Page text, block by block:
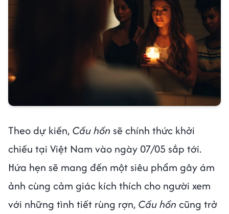
Theo dự kiến, Cầu hồn sẽ chính thức khởi
chiếu tại Việt Nam vào ngày 07/05 sắp tới.
Hứa hẹn sẽ mang đến một siêu phẩm gây ám
ảnh cùng cảm giác kích thích cho người xem
với những tình tiết rùng rợn, Cầu hồn cũng trở